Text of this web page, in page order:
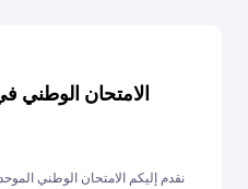
الامتحان الوطني
نقدم إليكم الامتحان الوطني